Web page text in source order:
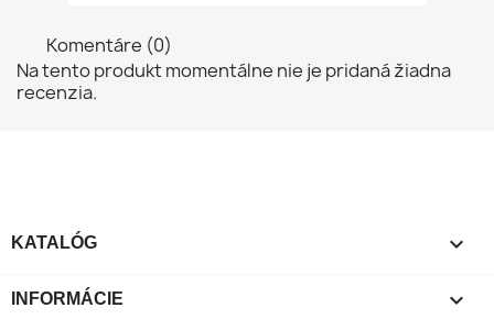
Komentáre (0)
Na tento produkt momentálne nie je pridaná žiadna
recenzia.
KATALÓG 
INFORMÁCIE 